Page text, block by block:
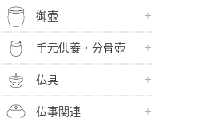
御壺
手元供養・分骨壺
仏具
仏事関連